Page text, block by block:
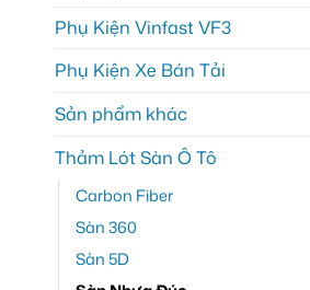
Phụ Kiện Vinfast VF3
Phụ Kiện Xe Bán Tải
Sản phẩm khác
Thảm Lót Sàn Ô Tô
Carbon Fiber
Sàn 360
Sàn 5D